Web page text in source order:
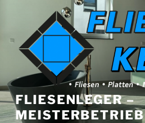
FLIESENLEGER –
MEISTERBETRIEB